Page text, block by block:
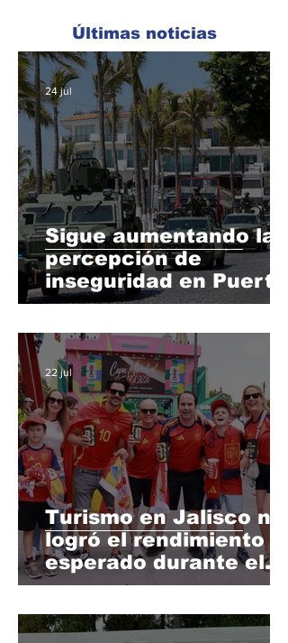
Últimas noticias
Sigue aumentando la
percepción de
inseguridad en Puerto
Vallarta; llega a 65%
24 jul
Turismo en Jalisco no
logró el rendimiento
esperado durante el
Mundial 2026
22 jul